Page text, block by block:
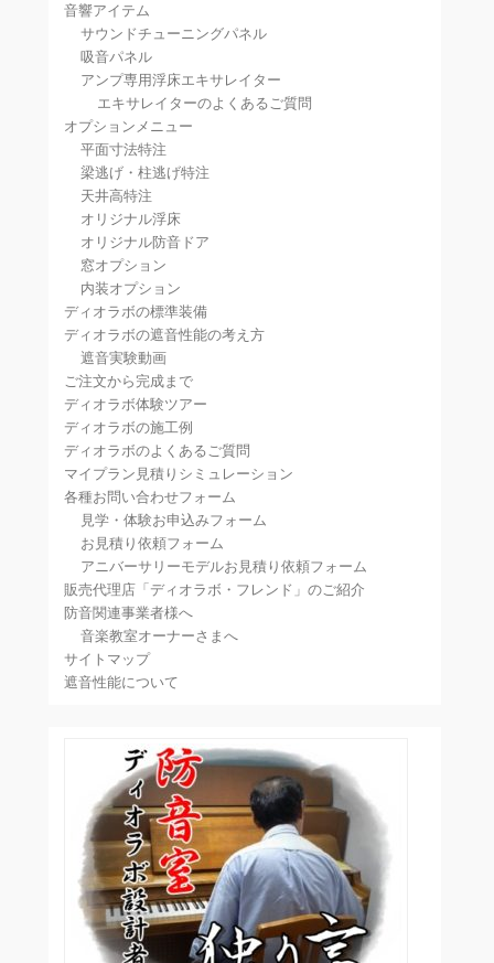
音響アイテム
サウンドチューニングパネル
吸音パネル
アンプ専用浮床エキサレイター
エキサレイターのよくあるご質問
オプションメニュー
平面寸法特注
梁逃げ・柱逃げ特注
天井高特注
オリジナル浮床
オリジナル防音ドア
窓オプション
内装オプション
ディオラボの標準装備
ディオラボの遮音性能の考え方
遮音実験動画
ご注文から完成まで
ディオラボ体験ツアー
ディオラボの施工例
ディオラボのよくあるご質問
マイプラン見積りシミュレーション
各種お問い合わせフォーム
見学・体験お申込みフォーム
お見積り依頼フォーム
アニバーサリーモデルお見積り依頼フォーム
販売代理店「ディオラボ・フレンド」のご紹介
防音関連事業者様へ
音楽教室オーナーさまへ
サイトマップ
遮音性能について